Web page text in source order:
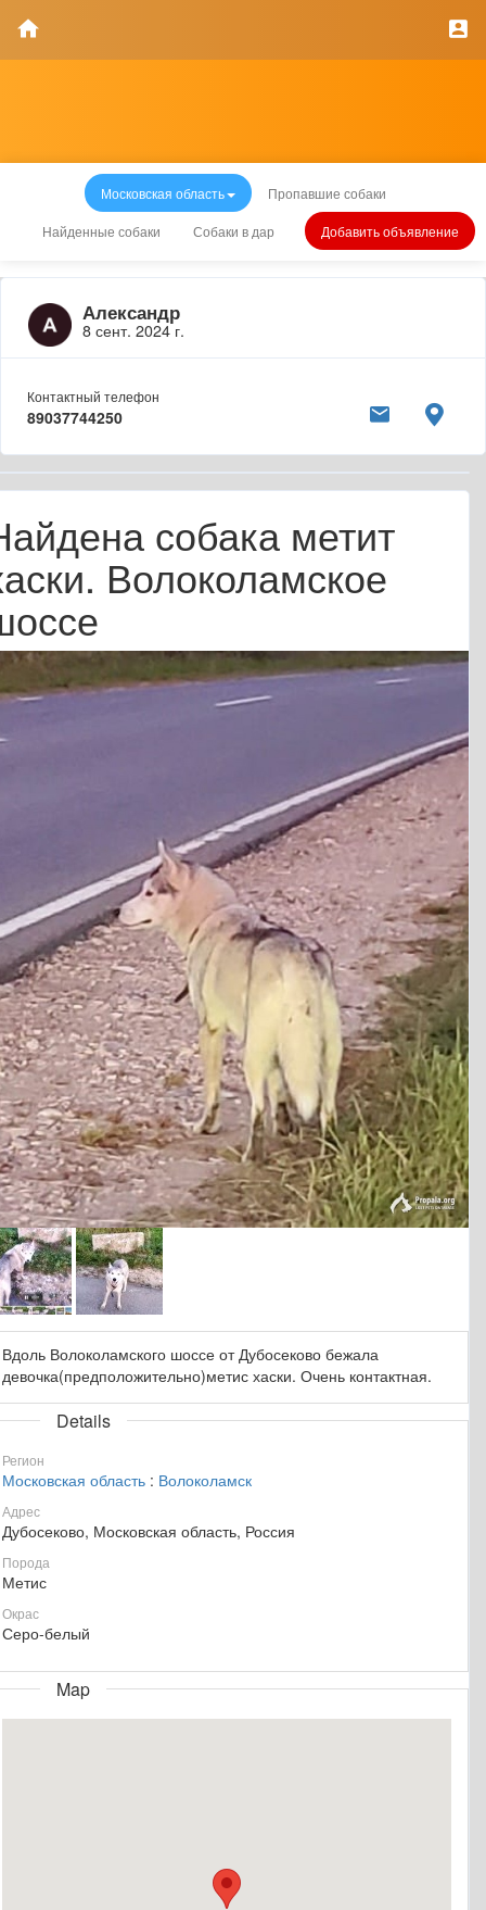
Московская область Пропавшие собаки
Найденные собаки Собаки в дар Добавить объявление
Александр
8 сент. 2024 г.
Контактный телефон
89037744250
собака метит
Волоколамское
Вдоль Волоколамского шоссе от Дубосеково бежала
девочка(предположительно)метис хаски. Очень контактная.
Details
Регион
Московская область : Волоколамск
Адрес
Дубосеково, Московская область, Россия
Порода
Метис
Окрас
Серо-белый
Map